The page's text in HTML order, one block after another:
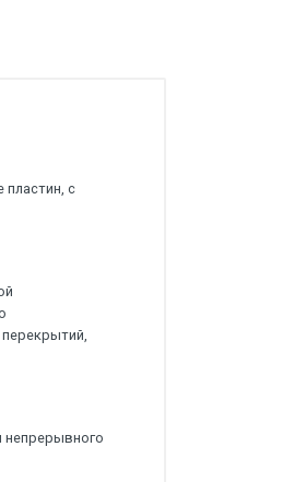
пластин, с
непрерывного